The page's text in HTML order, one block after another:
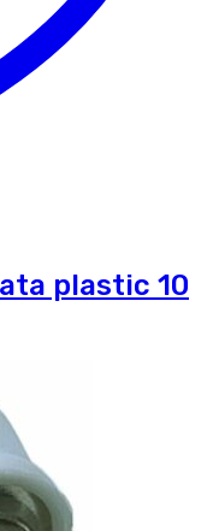
plastic 10